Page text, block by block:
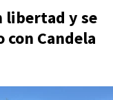
libertad y se
Candela